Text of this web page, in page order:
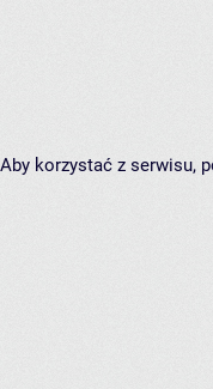
korzystać z serwisu,